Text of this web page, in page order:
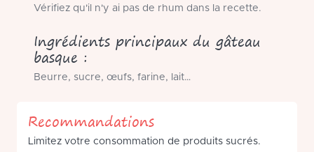
Vérifiez qu'il n'y ai pas de rhum dans la recette.
Ingrédients principaux du gâteau
basque :
Beurre, sucre, œufs, farine, lait…
Recommandations
Limitez votre consommation de produits sucrés.